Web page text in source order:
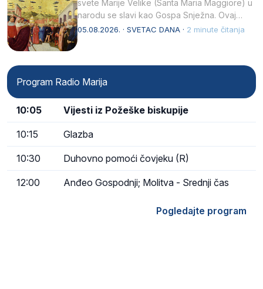
svete Marije Velike (Santa Maria Maggiore) u
narodu se slavi kao Gospa Snježna. Ovaj
naziv, Sancta Maria…
05.08.2026. · SVETAC DANA · 2 minute čitanja
Program Radio Marija
10:05 Vijesti iz Požeške biskupije
10:15 Glazba
10:30 Duhovno pomoći čovjeku (R)
12:00 Anđeo Gospodnji; Molitva - Srednji čas
Pogledajte program